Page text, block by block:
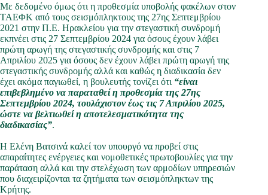
Με δεδομένο όμως ότι η προθεσμία υποβολής φακέλων στον
ΤΑΕΦΚ από τους σεισμόπληκτους της 27ης Σεπτεμβρίου
2021 στην Π.Ε. Ηρακλείου για την στεγαστική συνδρομή
εκπνέει στις 27 Σεπτεμβρίου 2024 για όσους έχουν λάβει
πρώτη αρωγή της στεγαστικής συνδρομής και στις 7
Απριλίου 2025 για όσους δεν έχουν λάβει πρώτη αρωγή της
στεγαστικής συνδρομής αλλά και καθώς η διαδικασία δεν
έχει ακόμα παγιωθεί, η βουλευτής τονίζει ότι “είναι
επιβεβλημένο να παραταθεί η προθεσμία της 27ης
Σεπτεμβρίου 2024, τουλάχιστον έως τις 7 Απριλίου 2025,
ώστε να βελτιωθεί η αποτελεσματικότητα της
διαδικασίας”.
Η Ελένη Βατσινά καλεί τον υπουργό να προβεί στις
απαραίτητες ενέργειες και νομοθετικές πρωτοβουλίες για την
παράταση αλλά και την στελέχωση των αρμοδίων υπηρεσιών
που διαχειρίζονται τα ζητήματα των σεισμόπληκτων της
Κρήτης.